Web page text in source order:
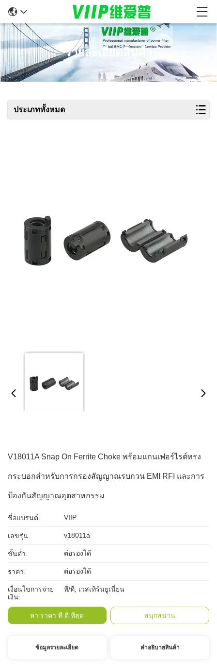
รายละเอียดสินค้า
ประเภททั้งหมด
V18011A Snap On Ferrite Choke พร้อมแกนเฟอร์ไรต์ทรง
กระบอกสำหรับการกรองสัญญาณรบกวน EMI RFI และการ
ป้องกันสัญญาณอุตสาหกรรม
ชื่อแบรนด์: VIIP
เลขรุ่น: v18011a
ขั้นต่ำ: ต่อรองได้
ราคา: ต่อรองได้
เงื่อนไขการจ่าย
เงิน:
ที/ที, เวสเทิร์นยูเนี่ยน
หา ราคา ที่ ดี ที่สุด สนุกสนาน
ข้อมูลรายละเอียด คําอธิบายสินค้า